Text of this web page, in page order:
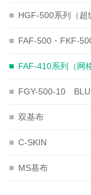
HGF-500系列（超
FAF-500・FKF-
FAF-410系列（网
FGY-500-10
双基布
C-SKIN
MS基布